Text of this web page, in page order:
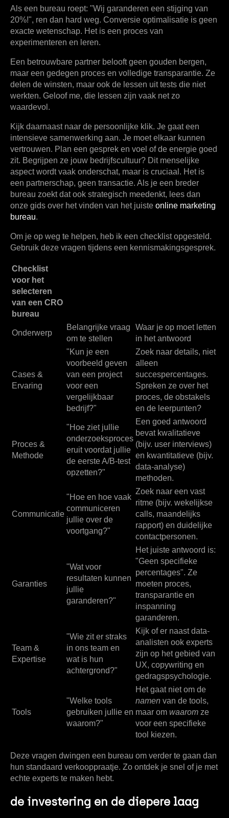
Als een bureau roept: "Wij garanderen een stijging van
20%!", ren dan hard weg. Conversie optimalisatie is geen
exacte wetenschap. Het is een proces van
experimenteren en leren.
Een betrouwbare partner belooft geen gouden bergen,
maar een gedegen proces en volledige transparantie. Ze
delen de winsten, maar ook de lessen uit tests die niet
werkten. Geloof me, die lessen zijn vaak net zo
waardevol.
Kijk daarnaast naar de persoonlijke klik. Je gaat een
intensieve samenwerking aan. Je moet elkaar kunnen
vertrouwen. Plan een gesprek en voel of de energie goed
zit. Begrijpen ze jouw bedrijfscultuur? Dit menselijke
aspect wordt vaak onderschat, maar is cruciaal. Het is
een partnerschap, geen transactie. Als je een breder
bureau zoekt dat ook strategisch meedenkt, lees dan
onze gids over het vinden van het juiste online marketing
bureau.
Om je op weg te helpen, heb ik een checklist opgesteld.
Gebruik deze vragen tijdens een kennismakingsgesprek.
Checklist
voor het
selecteren
van een CRO
bureau
Onderwerp
Belangrijke vraag
om te stellen
Waar je op moet letten
in het antwoord
Cases &
Ervaring
"Kun je een
voorbeeld geven
van een project
voor een
vergelijkbaar
bedrijf?"
Zoek naar details, niet
alleen
succespercentages.
Spreken ze over het
proces, de obstakels
en de leerpunten?
Proces &
Methode
"Hoe ziet jullie
onderzoeksproces
eruit voordat jullie
de eerste A/B-test
opzetten?"
Een goed antwoord
bevat kwalitatieve
(bijv. user interviews)
en kwantitatieve (bijv.
data-analyse)
methoden.
Communicatie
"Hoe en hoe vaak
communiceren
jullie over de
voortgang?"
Zoek naar een vast
ritme (bijv. wekelijkse
calls, maandelijks
rapport) en duidelijke
contactpersonen.
Garanties
"Wat voor
resultaten kunnen
jullie
garanderen?"
Het juiste antwoord is:
"Geen specifieke
percentages". Ze
moeten proces,
transparantie en
inspanning
garanderen.
Team &
Expertise
"Wie zit er straks
in ons team en
wat is hun
achtergrond?"
Kijk of er naast data-
analisten ook experts
zijn op het gebied van
UX, copywriting en
gedragspsychologie.
Tools
"Welke tools
gebruiken jullie en
waarom?"
Het gaat niet om de
namen van de tools,
maar om waarom ze
voor een specifieke
tool kiezen.
Deze vragen dwingen een bureau om verder te gaan dan
hun standaard verkooppraatje. Zo ontdek je snel of je met
echte experts te maken hebt.
de investering en de diepere laag